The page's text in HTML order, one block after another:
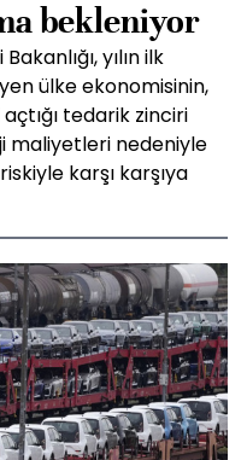
bekleniyor
yılın ilk
ülke ekonomisinin,
tedarik zinciri
maliyetleri nedeniyle
karşı karşıya